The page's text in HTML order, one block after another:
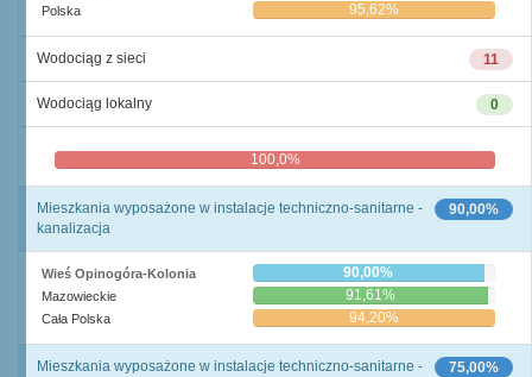
Polska 95,62%
11
Wodociąg z sieci
0
Wodociąg lokalny
100,0%
90,00%
Mieszkania wyposażone w instalacje techniczno-sanitarne -
kanalizacja
Wieś Opinogóra-Kolonia 90,00%
Mazowieckie 91,61%
Cała Polska 94,20%
75,00%
Mieszkania wyposażone w instalacje techniczno-sanitarne -